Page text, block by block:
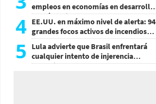
empleos en economías en desarrollo
podría mejorar por la IA
4 EE.UU. en máximo nivel de alerta: 94
grandes focos activos de incendios
forestales
5
Lula advierte que Brasil enfrentará
cualquier intento de injerencia
extranjera